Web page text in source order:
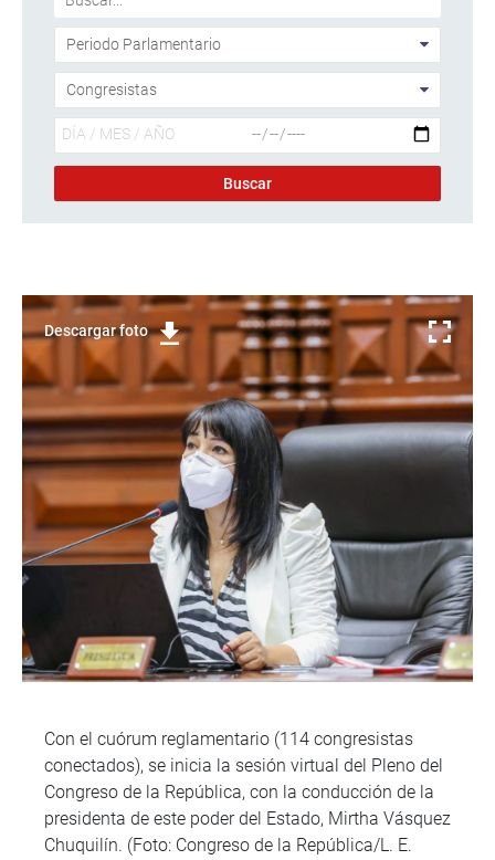
Descargar foto
Con el cuórum reglamentario (114 congresistas
conectados), se inicia la sesión virtual del Pleno del
Congreso de la República, con la conducción de la
presidenta de este poder del Estado, Mirtha Vásquez
Chuquilín. (Foto: Congreso de la República/L. E.